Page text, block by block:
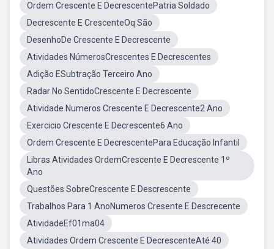
Ordem Crescente E DecrescentePatria Soldado
Decrescente E CrescenteOq São
DesenhoDe Crescente E Decrescente
Atividades NúmerosCrescentes E Decrescentes
Adição ESubtração Terceiro Ano
Radar No SentidoCrescente E Decrescente
Atividade Numeros Crescente E Decrescente2 Ano
Exercicio Crescente E Decrescente6 Ano
Ordem Crescente E DecrescentePara Educação Infantil
Libras Atividades OrdemCrescente E Decrescente 1º
Ano
Questões SobreCrescente E Descrescente
Trabalhos Para 1 AnoNumeros Cresente E Descrecente
AtividadeEf01ma04
Atividades Ordem Crescente E DecrescenteAté 40